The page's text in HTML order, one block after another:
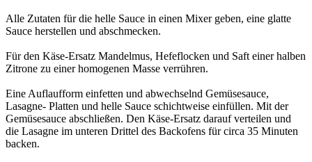
Alle Zutaten für die helle Sauce in einen Mixer geben, eine glatte
Sauce herstellen und abschmecken.
Für den Käse-Ersatz Mandelmus, Hefeflocken und Saft einer halben
Zitrone zu einer homogenen Masse verrühren.
Eine Auflaufform einfetten und abwechselnd Gemüsesauce,
Lasagne- Platten und helle Sauce schichtweise einfüllen. Mit der
Gemüsesauce abschließen. Den Käse-Ersatz darauf verteilen und
die Lasagne im unteren Drittel des Backofens für circa 35 Minuten
backen.